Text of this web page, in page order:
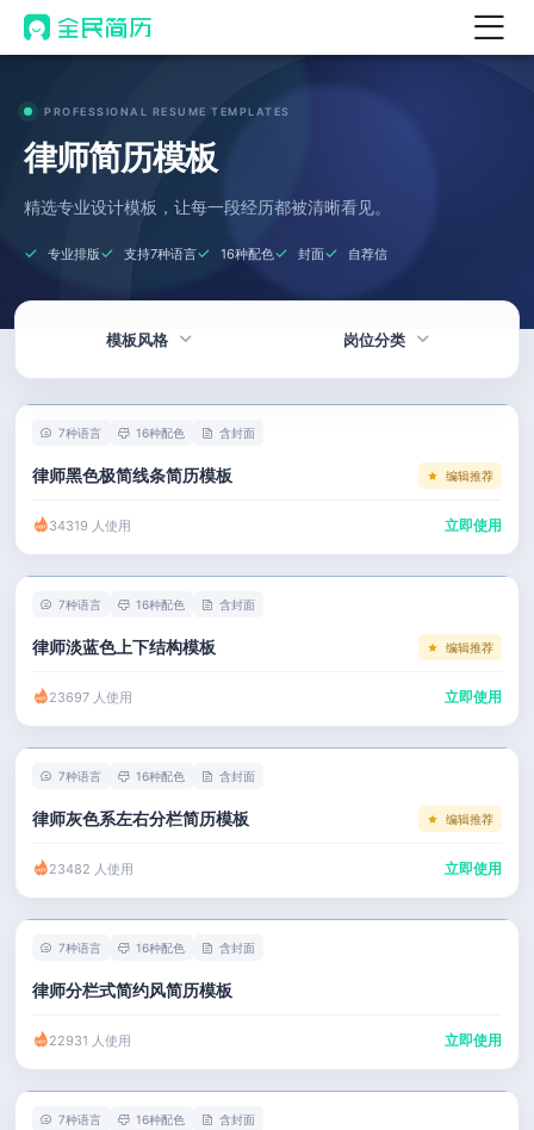
AI 生成简历
AI 优化简历
AI 翻译简历
AI 诊断简历
AI 模拟面试
AI 职场工具 New
简历模板
PROFESSIONAL RESUME TEMPLATES
律师简历模板
精选专业设计模板，让每一段经历都被清晰看见。
专业排版 支持7种语言 16种配色 封面 自荐信
模板风格
简洁
应届生
左右分栏
考研复试
岗位分类
产品 / 设计
金融 / 汽车
市场 / 运营
人事 / 行政
房产建筑
7种语言 16种配色 含封面
律师黑色极简线条简历模板 编辑推荐
34319 人使用 立即使用
7种语言 16种配色 含封面
律师淡蓝色上下结构模板 编辑推荐
23697 人使用 立即使用
7种语言 16种配色 含封面
律师灰色系左右分栏简历模板 编辑推荐
23482 人使用 立即使用
7种语言 16种配色 含封面
律师分栏式简约风简历模板
22931 人使用 立即使用
7种语言 16种配色 含封面